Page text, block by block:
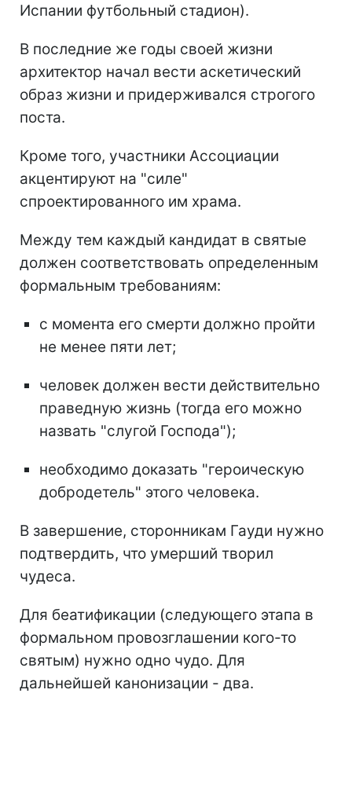
Испании футбольный стадион).
В последние же годы своей жизни
архитектор начал вести аскетический
образ жизни и придерживался строгого
поста.
Кроме того, участники Ассоциации
акцентируют на "силе"
спроектированного им храма.
Между тем каждый кандидат в святые
должен соответствовать определенным
формальным требованиям:
с момента его смерти должно пройти
не менее пяти лет;
человек должен вести действительно
праведную жизнь (тогда его можно
назвать "слугой Господа");
необходимо доказать "героическую
добродетель" этого человека.
В завершение, сторонникам Гауди нужно
подтвердить, что умерший творил
чудеса.
Для беатификации (следующего этапа в
формальном провозглашении кого-то
святым) нужно одно чудо. Для
дальнейшей канонизации - два.